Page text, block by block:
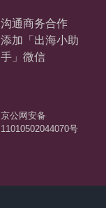
沟通商务合作
添加「出海小助
手」微信
京公网安备
11010502044070号